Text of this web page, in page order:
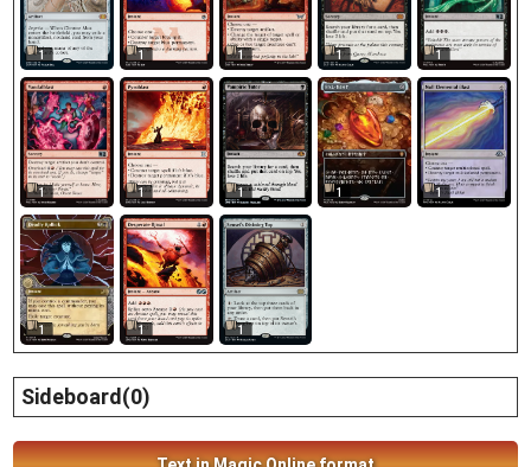
1 1 1 1 1
1 1 1 1 1
1 1 1
Sideboard(0)